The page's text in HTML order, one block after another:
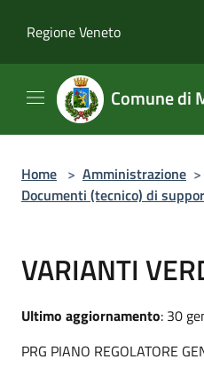
Regione Veneto
Comune di
Home > Amministrazione >
Documenti (tecnico) di
VARIANTI
Ultimo aggiornamento: 30
PRG PIANO REGOLATORE